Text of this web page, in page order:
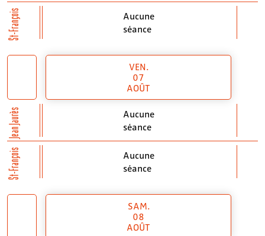
St-François
Aucune
séance
Jean Jaurès
St-François
VEN.
07
AOÛT
Aucune
séance
Aucune
séance
SAM.
08
AOÛT